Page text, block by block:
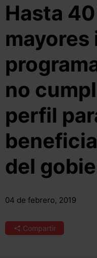
Hasta
no
perfil
del
04 de febrero, 2019
Compartir